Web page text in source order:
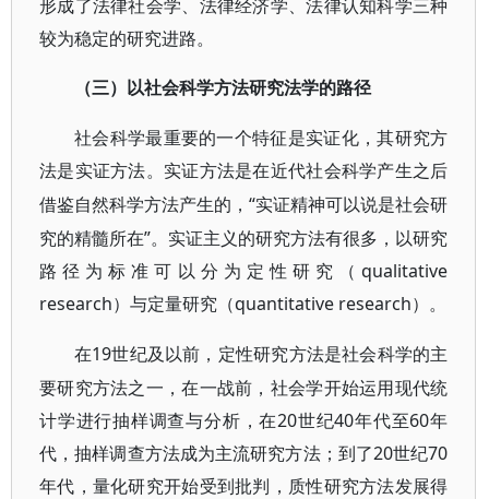
形成了法律社会学、法律经济学、法律认知科学三种
较为稳定的研究进路。
（三）以社会科学方法研究法学的路径
社会科学最重要的一个特征是实证化，其研究方
法是实证方法。实证方法是在近代社会科学产生之后
借鉴自然科学方法产生的，“实证精神可以说是社会研
究的精髓所在”。实证主义的研究方法有很多，以研究
路径为标准可以分为定性研究（qualitative
research）与定量研究（quantitative research）。
在19世纪及以前，定性研究方法是社会科学的主
要研究方法之一，在一战前，社会学开始运用现代统
计学进行抽样调查与分析，在20世纪40年代至60年
代，抽样调查方法成为主流研究方法；到了20世纪70
年代，量化研究开始受到批判，质性研究方法发展得